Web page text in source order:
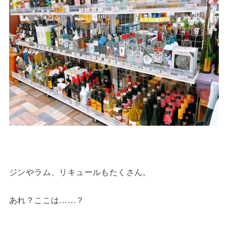
ジンやラム、リキュールもたくさん。
あれ？ここは……？